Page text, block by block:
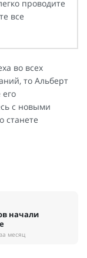
проводите
все
во всех
то Альберт
с новыми
станете
начали
месяц